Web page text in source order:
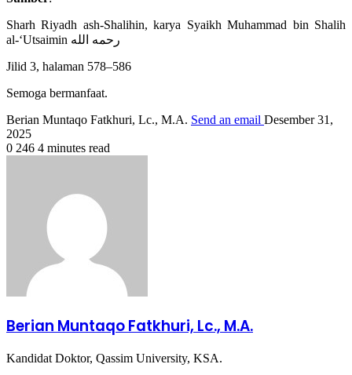
Sharh Riyadh ash-Shalihin, karya Syaikh Muhammad bin Shalih
al-‘Utsaimin رحمه الله
Jilid 3, halaman 578–586
Semoga bermanfaat.
Berian Muntaqo Fatkhuri, Lc., M.A. Send an email Desember 31,
2025
0 246 4 minutes read
Berian Muntaqo Fatkhuri, Lc., M.A.
Kandidat Doktor, Qassim University, KSA.